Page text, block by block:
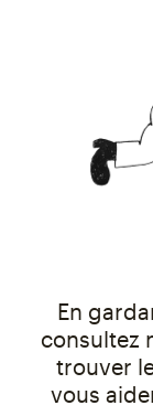
En
consultez
trouver
vous